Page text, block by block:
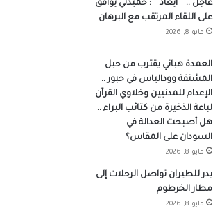
عاجل .. ” ايغاد ” : حميدتي يوافق
على اللقاء المرتقب مع البرهان
مايو 8, 2026
العمدة هباني يقترب من حبل
المشنقة وودالياس في حبور ..
الإعدام للمدنيين وخلاوي القرآن
لباعة الذخيرة من كتائب البراء ..
هل أصبحت العدالة في
السودان على المقاس؟
مايو 8, 2026
بدر للطيران تواصل الرحلات إلى
مطار الخرطوم
مايو 8, 2026